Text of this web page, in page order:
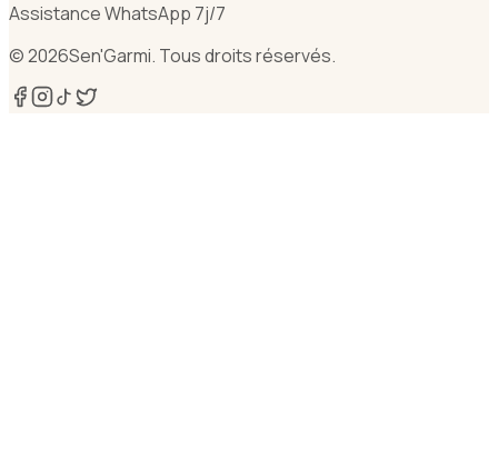
Assistance WhatsApp 7j/7
©2026Sen'Garmi. Tous droits réservés.